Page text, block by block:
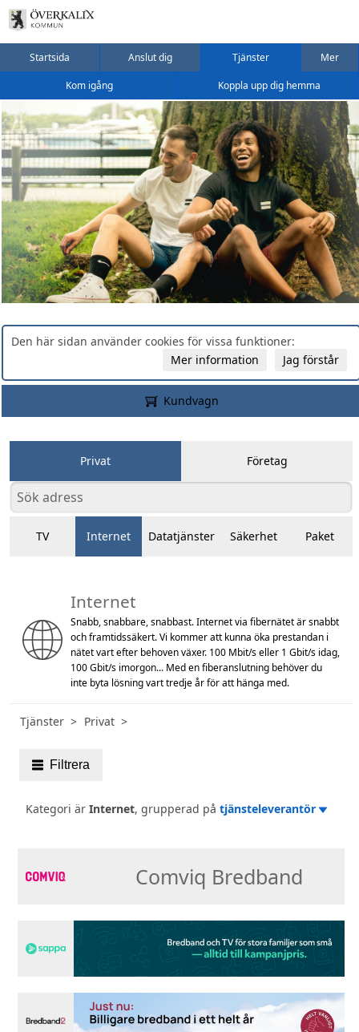
Startsida Anslut dig Tjänster Mer
Kom igång Koppla upp dig hemma
Den här sidan använder cookies för vissa funktioner:
Jag förstår
Mer information
Kundvagn
Privat Företag
TV Internet Datatjänster Säkerhet Paket
Internet
Snabb, snabbare, snabbast. Internet via fibernätet är snabbt
och framtidssäkert. Vi kommer att kunna öka prestandan i
nätet vart efter behoven växer. 100 Mbit/s eller 1 Gbit/s idag,
100 Gbit/s imorgon... Med en fiberanslutning behöver du
inte byta lösning vart tredje år för att hänga med.
Tjänster Privat
Filtrera
Kategori är Internet, grupperad på tjänsteleverantör
Comviq Bredband